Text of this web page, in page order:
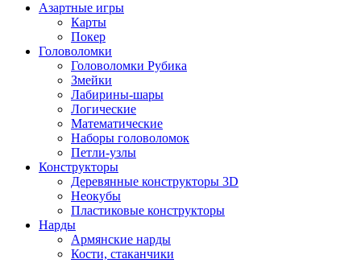
Азартные игры
Карты
Покер
Головоломки
Головоломки Рубика
Змейки
Лабирины-шары
Логические
Математические
Наборы головоломок
Петли-узлы
Конструкторы
Деревянные конструкторы 3D
Неокубы
Пластиковые конструкторы
Нарды
Армянские нарды
Кости, стаканчики